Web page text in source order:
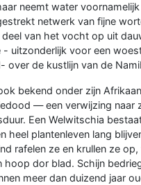
neemt water
netwerk van fijne
van het vocht op uit
- uitzonderlijk voor een
over de kustlijn van de
bekend onder zijn
— een verwijzing naar
Een Welwitschia
heel plantenleven lang
rafelen ze en krullen ze
hoop dor blad. Schijn
meer dan duizend jaar